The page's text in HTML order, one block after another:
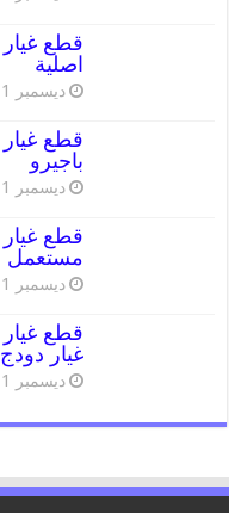
اصلية
ديسمبر 1, 2023
باجيرو
ديسمبر 1, 2023
مستعمل
ديسمبر 1, 2023
غيار دودج
ديسمبر 1, 2023